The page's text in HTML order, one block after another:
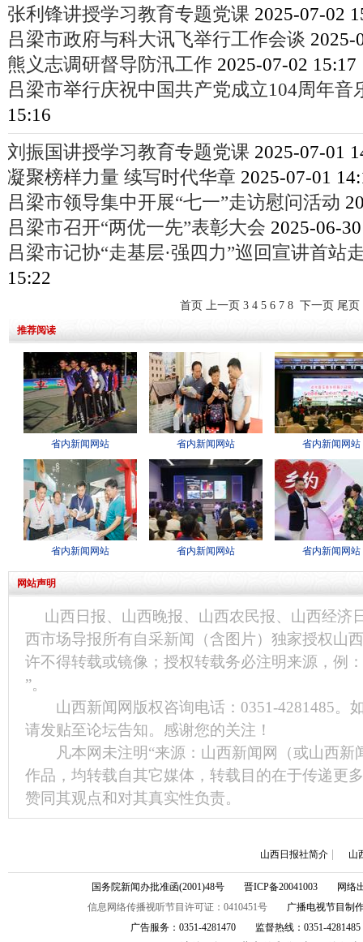
张利锋讲授学习教育专题党课 2025-07-02
吕梁市政府与科大讯飞举行工作会谈 2025-
熊义志调研督导防汛工作 2025-07-02 15:17
吕梁市举行庆祝中国共产党成立104周年音
15:16
刘振国讲授学习教育专题党课 2025-07-01
凝聚榜样力量 续写时代华章 2025-07-01
吕梁市领导集中开展“七一”走访慰问活动
吕梁市召开“两优一先”表彰大会 2025-06-
吕梁市记协“走基层·强四力”巡回宣讲首站
15:22
首页 上一页 3 4 5 6 7 8 下一页 尾页
推荐阅读
省内新闻网站 省内新闻网站 省内新闻网站
省内新闻网站 省内新闻网站 省内新闻网站
网站声明
山西日报、山西晚报、山西农民报、山西经济
西市场导报所有自采新闻（含图片）独家授权山
许不得转载或镜像；授权转载务必注明来源，例
”。
山西新闻网版权咨询电话：0351-4281485。
请发贴至论坛告知。感谢您的关注！
凡本网未注明“来源：山西新闻网（或山西
作品，均转载自其它媒体，转载目的在于传递更
赞同其观点和对其真实性负责。
山西日报社简介| 山
国务院新闻办批准函(2001)48号 晋ICP备20041003 网络
信息网络传播视听节目许可证：0410451号 广播电视节目制作
广告服务：0351-4281470 监督热线：0351-